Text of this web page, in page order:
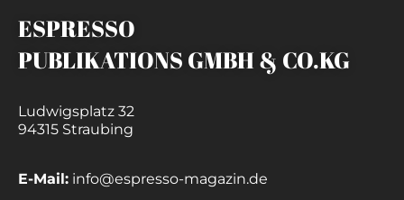
ESPRESSO
PUBLIKATIONS GMBH & CO.KG
Ludwigsplatz 32
94315 Straubing
E-Mail: info@espresso-magazin.de